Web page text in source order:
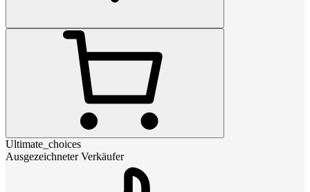
Ultimate_choices
Ausgezeichneter Verkäufer